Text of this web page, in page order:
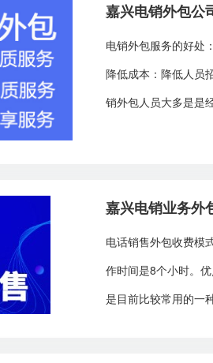
嘉兴电销外包公
电销外包服务的好处
降低成本：降低人员
销外包人员大多是是
嘉兴电销业务外
电话销售外包收费模
作时间是8个小时。
是目前比较常用的一